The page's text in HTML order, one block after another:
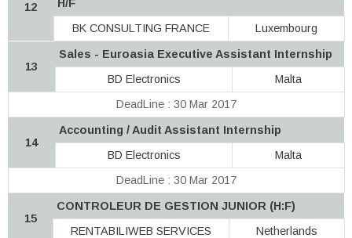
12
H/F
BK CONSULTING FRANCE
Luxembourg
13
Sales - Euroasia Executive Assistant Internship
BD Electronics
Malta
DeadLine : 30 Mar 2017
14
Accounting / Audit Assistant Internship
BD Electronics
Malta
DeadLine : 30 Mar 2017
15
CONTROLEUR DE GESTION JUNIOR (H:F)
RENTABILIWEB SERVICES
Netherlands